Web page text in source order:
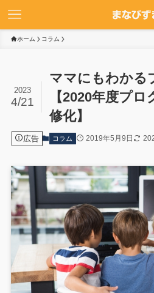
ホーム コラム
ママにもわかる
【2020年度プ
修化】
2023
4/21
広告 コラム 2019年5月9日